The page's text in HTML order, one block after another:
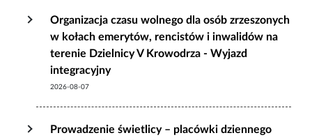
Organizacja czasu wolnego dla osób zrzeszonych
w kołach emerytów, rencistów i inwalidów na
terenie Dzielnicy V Krowodrza - Wyjazd
integracyjny
2026-08-07
Prowadzenie świetlicy – placówki dziennego